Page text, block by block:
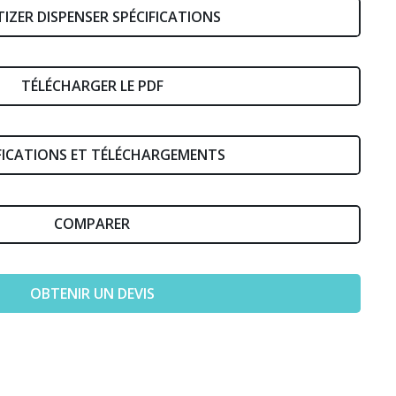
DISPENSER SPÉCIFICATIONS
TÉLÉCHARGER LE PDF
ET TÉLÉCHARGEMENTS
COMPARER
OBTENIR UN DEVIS